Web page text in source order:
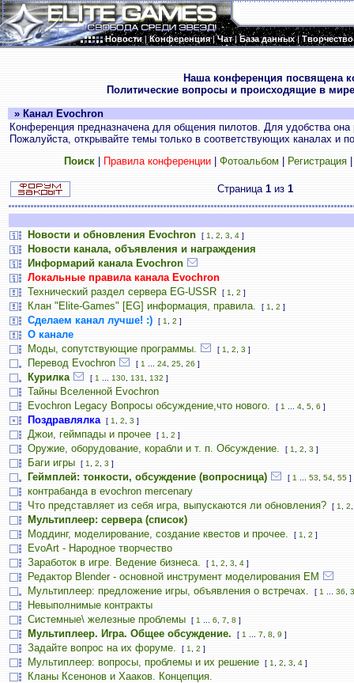
Новости|Конференция|Чат|База данных|Творчество
Наша конференция посвящена
Политические вопросы и происходящие в
» Канал Evochron
Конференция предназначена для общения пилотов. Для удобства
Пожалуйста, открывайте темы только в соответствующих каналах и
Поиск| Правила конференции| Фотоальбом Регистрация
Страница 1 из 1
Новости и обновления Evochron [ 1 2 3 4 ]
Новости канала, объявления и награждения
Информарий канала Evochron
Локальные правила канала Evochron
Технический раздел сервера EG-USSR
[ 1 2 ]
Клан "Elite-Games" [EG] информация, правила. [ 1 2 ]
Сделаем канал лучше! :) [ 1 2 ]
О канале
Моды, сопутствующие программы.
[ 1 2 3 ]
Перевод Evochron [ 1 24 25 26 ]
Курилка [ 1 130 131 132 ]
Тайны Вселенной Evochron
Evochron Legacy Вопросы обсуждение,что нового.
[ 1 4 5 6 ]
Поздравлялка [ 1 2 3 ]
Джои, геймпады и прочее [ 1 2 ]
Оружие, оборудование, корабли и т. п. Обсуждение. [ 1 2 3 ]
Баги игры [ 1 2 3 ]
Геймплей: тонкости, обсуждение (вопросница) [ 1 53 54 55 ]
контрабанда в evochron mercenary
Что представляет из себя игра, выпускаются ли обновления?
[ 1 2
Мультиплеер: сервера (список)
Моддинг, моделирование, создание квестов и прочее.
[ 1 2 ]
EvoArt - Народное творчество
Заработок в игре. Ведение бизнеса.
[ 1 2 3 4 ]
Редактор Blender - основной инструмент моделирования ЕМ
Мультиплеер: предложение игры, объявления о встречах.
[ 1 36
Невыполнимые контракты
Системные\ железные проблемы
[ 1 6 7 8 ]
Мультиплеер. Игра. Общее обсуждение. [ 1 7 8 9 ]
Задайте вопрос на их форуме. [ 1 2 ]
Мультиплеер: вопросы, проблемы и их решение [ 1 2 3 4 ]
Кланы Ксенонов и Хааков. Концепция.